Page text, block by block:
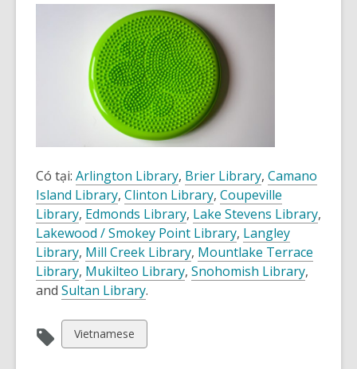
Có tại: Arlington Library, Brier Library, Camano
Island Library, Clinton Library, Coupeville
Library, Edmonds Library, Lake Stevens Library,
Lakewood / Smokey Point Library, Langley
Library, Mill Creek Library, Mountlake Terrace
Library, Mukilteo Library, Snohomish Library,
and Sultan Library.
View
all
Vietnamese